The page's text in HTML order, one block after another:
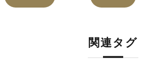
関連タグ